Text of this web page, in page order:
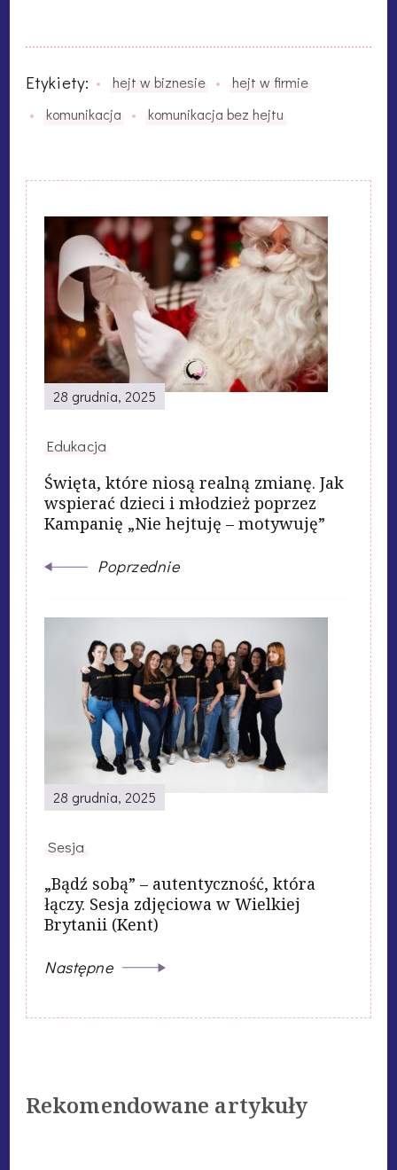
Etykiety: hejt w biznesie
hejt w firmie
komunikacja
komunikacja bez hejtu
28 grudnia, 2025
Edukacja
Święta, które niosą realną zmianę. Jak
wspierać dzieci i młodzież poprzez
Kampanię „Nie hejtuję – motywuję”
Poprzednie
28 grudnia, 2025
Sesja
„Bądź sobą” – autentyczność, która
łączy. Sesja zdjęciowa w Wielkiej
Brytanii (Kent)
Następne
Rekomendowane artykuły